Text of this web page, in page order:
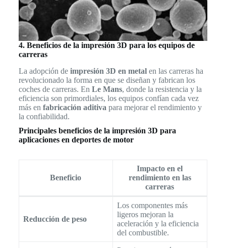
4. Beneficios de la impresión 3D para los equipos de
carreras
La adopción de impresión 3D en metalen las carreras ha
revolucionado la forma en que se diseñan y fabrican los
coches de carreras. En Le Mans, donde la resistencia y la
eficiencia son primordiales, los equipos confían cada vez
más en fabricación aditiva para mejorar el rendimiento y
la confiabilidad.
Principales beneficios de la impresión 3D para
aplicaciones en deportes de motor
Beneficio
Impacto en el
rendimiento en las
carreras
Reducción de peso
Los componentes más
ligeros mejoran la
aceleración y la eficiencia
del combustible.